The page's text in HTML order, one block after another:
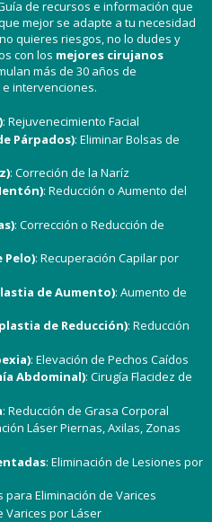
de recursos e información que
mejor se adapte a tu necesidad
quieres riesgos, no lo dudes y
con los mejores cirujanos
más de 30 años de
intervenciones.
: Rejuvenecimiento Facial
Párpados): Eliminar Bolsas de
: Correción de la Naríz
: Reducción o Aumento del
: Corrección o Reducción de
: Recuperación Capilar por
de Aumento): Aumento de
de Reducción): Reducción
: Elevación de Pechos Caídos
Abdominal): Cirugía Flacidez de
: Reducción de Grasa Corporal
Láser Piernas, Axilas, Zonas
: Eliminación de Lesiones por
para Eliminación de Varices
Varices por Láser